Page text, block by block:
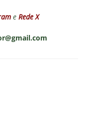
e Rede X